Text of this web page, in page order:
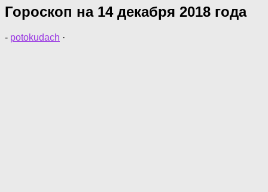
Гороскоп на 14 декабря 2018 года
- potokudach ·